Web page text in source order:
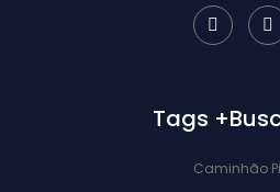
Tags
Caminhão